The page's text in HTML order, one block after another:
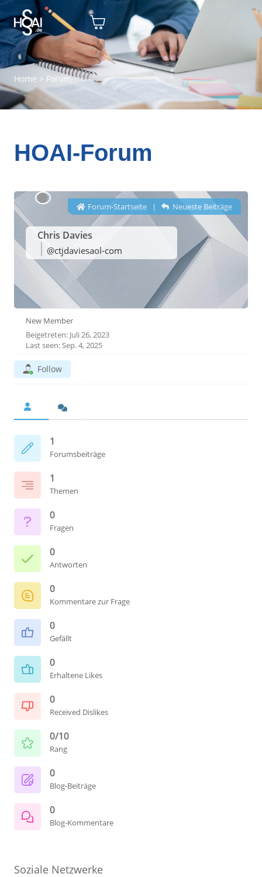
Home > Forum
HOAI-Forum
Chris Davies
@ctjdaviesaol-com
Forum-Startseite| Neueste Beiträge
New Member
Beigetreten: Juli 26, 2023
Last seen: Sep. 4, 2025
Follow
1
Forumsbeiträge
1
Themen
0
Fragen
0
Antworten
0
Kommentare zur Frage
0
Gefällt
0
Erhaltene Likes
0
Received Dislikes
0/10
Rang
0
Blog-Beiträge
0
Blog-Kommentare
Soziale Netzwerke